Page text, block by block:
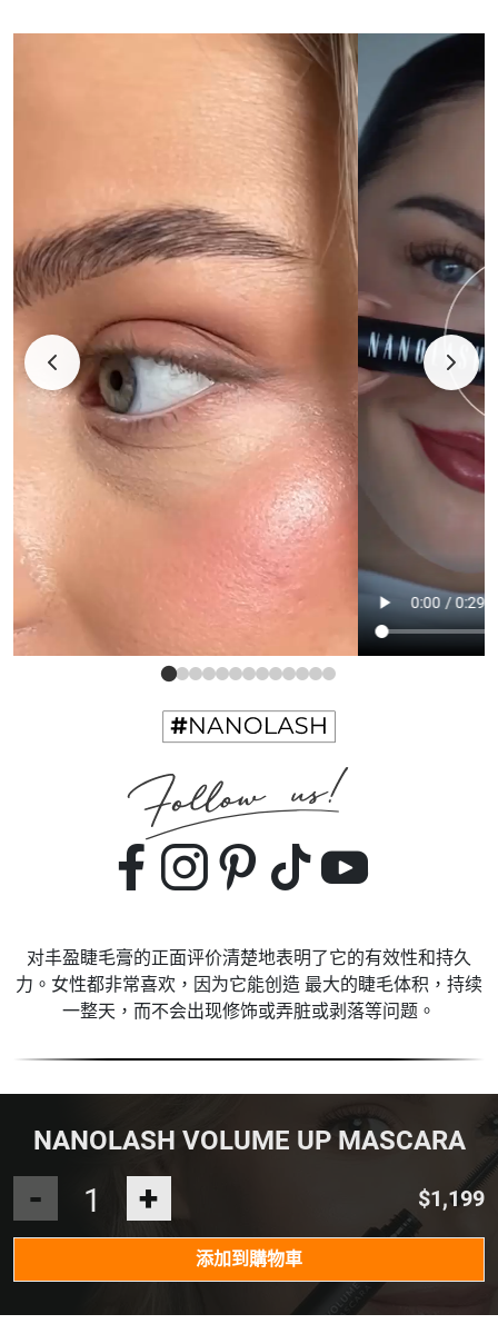
对丰盈睫毛膏的正面评价清楚地表明了它的有效性和持久
力。女性都非常喜欢，因为它能创造 最大的睫毛体积，持续
一整天，而不会出现修饰或弄脏或剥落等问题。
NANOLASH VOLUME UP MASCARA
- + $1,199
添加到購物車